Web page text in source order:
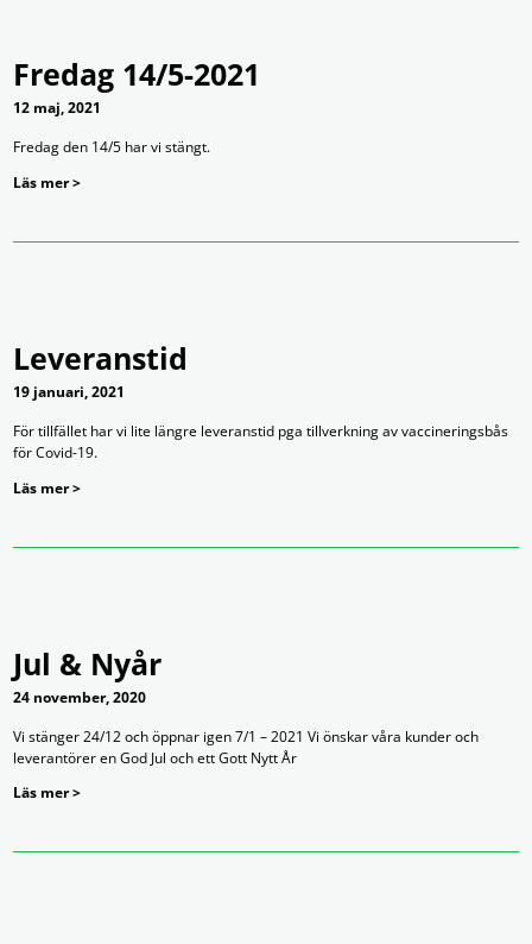
Fredag 14/5-2021
12 maj, 2021
Fredag den 14/5 har vi stängt.
Läs mer >
Leveranstid
19 januari, 2021
För tillfället har vi lite längre leveranstid pga tillverkning av vaccineringsbås
för Covid-19.
Läs mer >
Jul & Nyår
24 november, 2020
Vi stänger 24/12 och öppnar igen 7/1 – 2021 Vi önskar våra kunder och
leverantörer en God Jul och ett Gott Nytt År
Läs mer >